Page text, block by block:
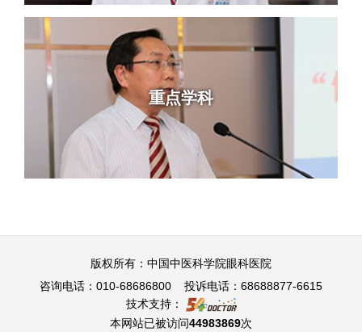
重点学科
版权所有：中国中医科学院眼科医院
咨询电话：010-68686800 投诉电话：68688877-6615
技术支持：
本网站已被访问44983869次